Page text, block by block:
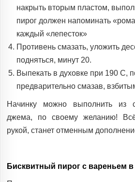
накрыть вторым пластом,
пирог должен напоминать
каждый «лепесток»
Противень смазать, уложить
подняться, минут 20.
Выпекать в духовке при 190 С,
предварительно смазав,
Начинку можно выполнить из
джема, по своему желанию!
рукой, станет отменным
Бисквитный пирог с вареньем в